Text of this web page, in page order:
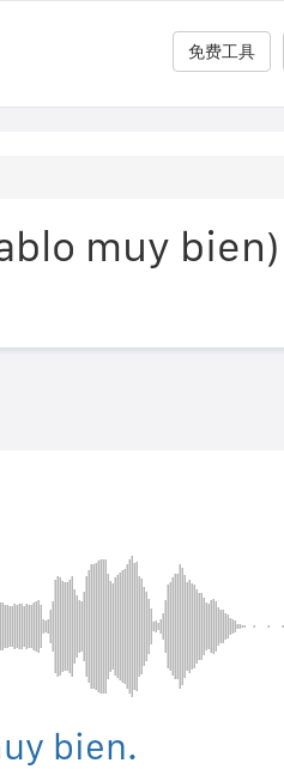
免费工具
muy bien)
bien.